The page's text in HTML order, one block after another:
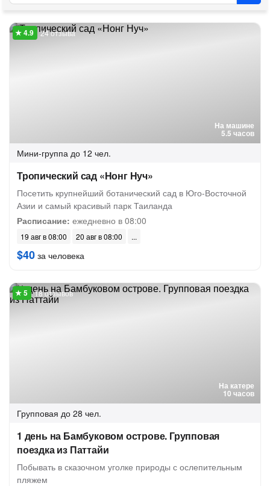
На машине
5.5 часов
24 отзыва
Мини-группа до 12 чел.
Тропический сад «Нонг Нуч»
Посетить крупнейший ботанический сад в Юго-Восточной
Азии и самый красивый парк Таиланда
Расписание: ежедневно в 08:00
19 авг в 08:00 20 авг в 08:00
$40 за человека
На катере
10 часов
18 отзывов
Групповая до 28 чел.
1 день на Бамбуковом острове. Групповая
поездка из Паттайи
Побывать в сказочном уголке природы с ослепительным
пляжем